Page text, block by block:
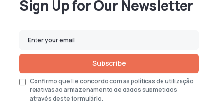
«O Acontecimento», de Annie
Ernaux
2 MIN READ
Sign Up for Our Newsletter
Subscribe
Confirmo que li e concordo com as políticas de utilização
relativas ao armazenamento de dados submetidos
através deste formulário.